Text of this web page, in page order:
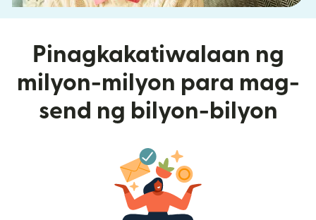
Pinagkakatiwalaan ng
milyon-milyon para mag-
send ng bilyon-bilyon